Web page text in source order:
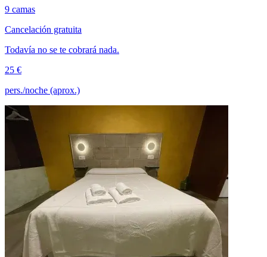
9 camas
Cancelación gratuita
Todavía no se te cobrará nada.
25 €
pers./noche (aprox.)